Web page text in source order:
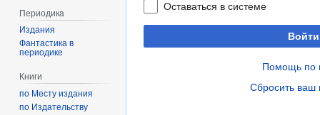
Оставаться в системе
Войти
Помощь по
Сбросить ваш
Периодика
Издания
Фантастика в
периодике
Книги
по Месту издания
по Издательству